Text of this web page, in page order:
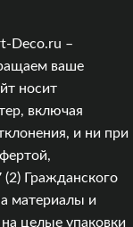
Deco.ru –
ваше
носит
включая
и ни при
Гражданского
материалы и
целые упаковки